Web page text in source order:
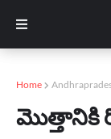
Home
మొత్తానికి